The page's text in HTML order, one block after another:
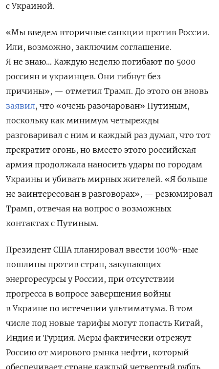
с Украиной.
«Мы введем вторичные санкции против России.
Или, возможно, заключим соглашение.
Я не знаю… Каждую неделю погибают по 5000
россиян и украинцев. Они гибнут без
причины», — отметил Трамп. До этого он вновь
заявил, что «очень разочарован» Путиным,
поскольку как минимум четырежды
разговаривал с ним и каждый раз думал, что тот
прекратит огонь, но вместо этого российская
армия продолжала наносить удары по городам
Украины и убивать мирных жителей. «Я больше
не заинтересован в разговорах», — резюмировал
Трамп, отвечая на вопрос о возможных
контактах с Путиным.
Президент США планировал ввести 100%-ные
пошлины против стран, закупающих
энергоресурсы у России, при отсутствии
прогресса в вопросе завершения войны
в Украине по истечении ультиматума. В том
числе под новые тарифы могут попасть Китай,
Индия и Турция. Меры фактически отрежут
Россию от мирового рынка нефти, который
обеспечивает стране каждый четвертый рубль